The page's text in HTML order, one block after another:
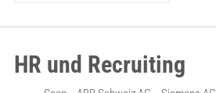
HR und Recruiting